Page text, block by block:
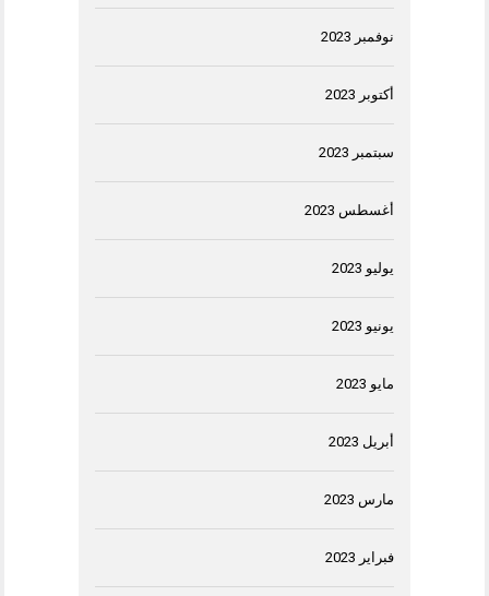
نوفمبر 2023
أكتوبر 2023
سبتمبر 2023
أغسطس 2023
يوليو 2023
يونيو 2023
مايو 2023
أبريل 2023
مارس 2023
فبراير 2023